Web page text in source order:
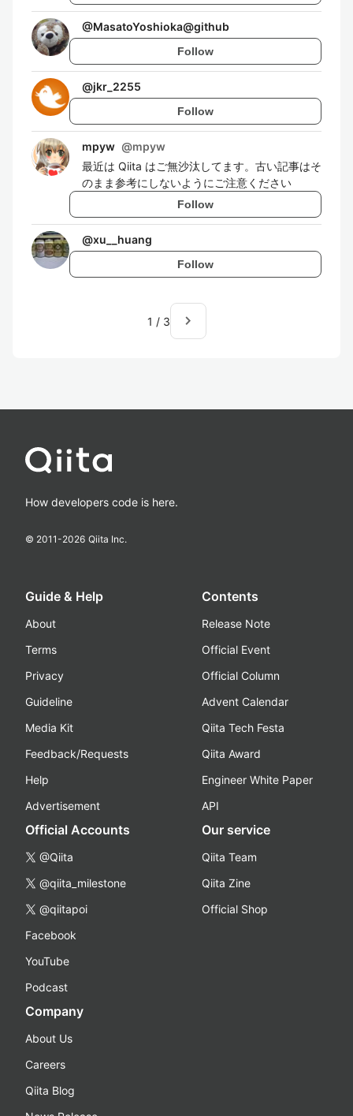
@MasatoYoshioka@github
Follow
@jkr_2255
Follow
mpyw @mpyw
最近は Qiita はご無沙汰してます。古い記事はそ
のまま参考にしないようにご注意ください
Follow
@xu__huang
Follow
1 / 3 navigate_next
How developers code is here.
© 2011-2026 Qiita Inc.
Guide & Help
About
Terms
Privacy
Guideline
Media Kit
Feedback/Requests
Help
Advertisement
Contents
Release Note
Official Event
Official Column
Advent Calendar
Qiita Tech Festa
Qiita Award
Engineer White Paper
API
Official Accounts
@Qiita
@qiita_milestone
@qiitapoi
Facebook
YouTube
Podcast
Our service
Qiita Team
Qiita Zine
Official Shop
Company
About Us
Careers
Qiita Blog